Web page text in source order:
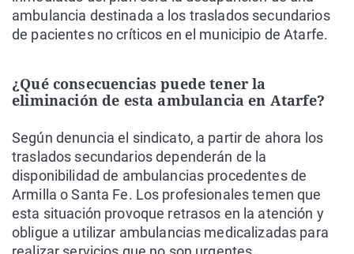
ambulancia destinada a los traslados secundarios
de pacientes no críticos en el municipio de Atarfe.
¿Qué consecuencias puede tener la
eliminación de esta ambulancia en Atarfe?
Según denuncia el sindicato, a partir de ahora los
traslados secundarios dependerán de la
disponibilidad de ambulancias procedentes de
Armilla o Santa Fe. Los profesionales temen que
esta situación provoque retrasos en la atención y
obligue a utilizar ambulancias medicalizadas para